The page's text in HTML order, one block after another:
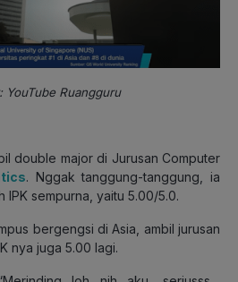
YouTube Ruangguru
double major di Jurusan Computer
. Nggak tanggung-tanggung, ia
IPK sempurna, yaitu 5.00/5.0.
bergengsi di Asia, ambil jurusan
nya juga 5.00 lagi.